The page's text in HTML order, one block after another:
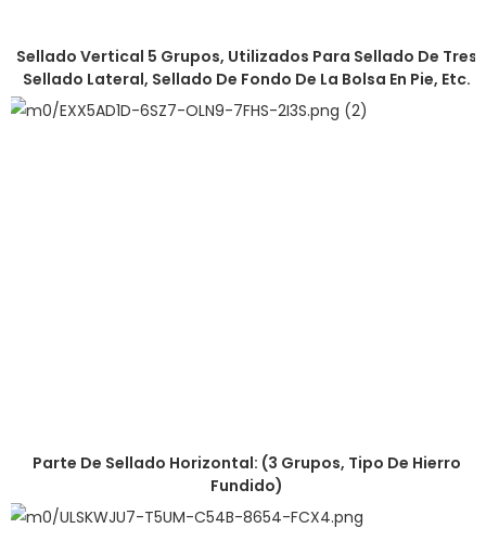
Sellado Vertical 5 Grupos, Utilizados Para Sellado De Tres
Sellado Lateral, Sellado De Fondo De La Bolsa En Pie, Etc.
Parte De Sellado Horizontal: (3 Grupos, Tipo De Hierro
Fundido)